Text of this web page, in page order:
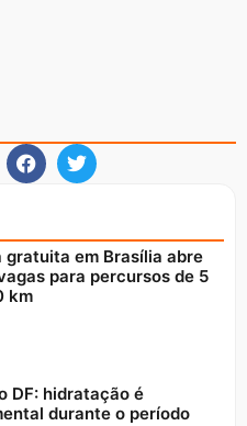
gratuita em Brasília abre
para percursos de 5
km
DF: hidratação é
durante o período